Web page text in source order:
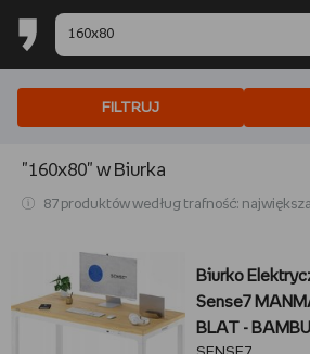
FILTRUJ
"160x80" w Biurka
87 produktów według trafność: największa
Biurko
Sense7
BLAT -